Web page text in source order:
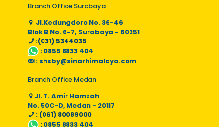
Branch Office Surabaya
Jl.Kedungdoro No. 36-46
Blok B No. 6-7, Surabaya - 60251
:(031) 5344035
: 0855 8833 404
: shsby@sinarhimalaya.com
Branch Office Medan
Jl. T. Amir Hamzah
No. 50C-D, Medan - 20117
: (061) 80089000
: 0855 8833 404